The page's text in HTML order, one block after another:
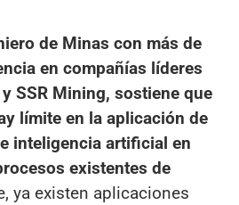
de Minas con más de
en compañías líderes
SSR Mining, sostiene que
límite en la aplicación de
inteligencia artificial en
existentes de
ya existen aplicaciones